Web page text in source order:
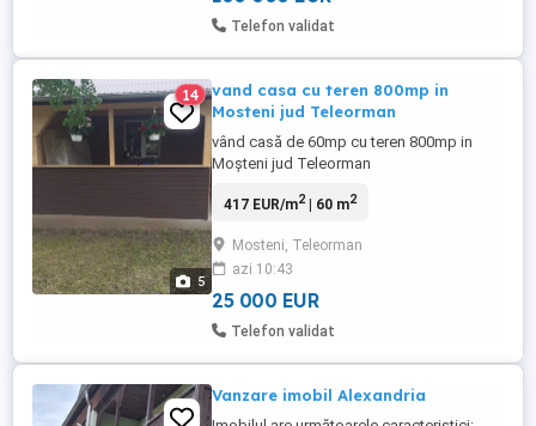
Telefon validat
5
14
vand casa cu teren 800mp in
Mosteni jud Teleorman
vând casă de 60mp cu teren 800mp in
Moșteni jud Teleorman
417 EUR/m2| 60 m2
Mosteni, Teleorman
azi 10:43
25 000 EUR
Telefon validat
Vanzare imobil Alexandria